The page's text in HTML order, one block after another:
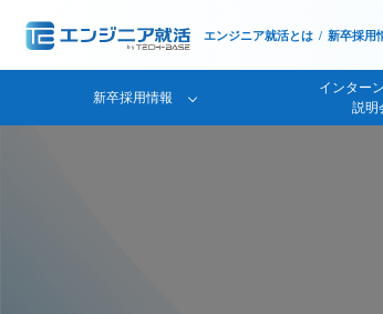
エンジニア就活とは 新卒採用
新卒採用情報
インター
説明